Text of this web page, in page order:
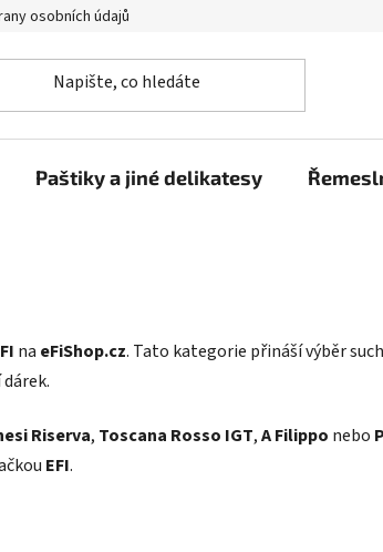
osobních údajů
Paštiky a jiné delikatesy
na eFiShop.cz. Tato kategorie přináší výběr
Riserva, Toscana Rosso IGT,A Filippo nebo
EFI.